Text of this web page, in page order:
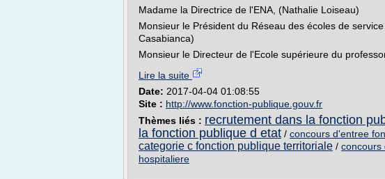
Madame la Directrice de l'ENA, (Nathalie Loiseau)
Monsieur le Président du Réseau des écoles de
Casabianca)
Monsieur le Directeur de l'Ecole supérieure du
Lire la suite
Date: 2017-04-04 01:08:55
Site : http://www.fonction-publique.gouv.fr
Thèmes liés : recrutement dans la fonction
la fonction publique d etat / concours d'entree
categorie c fonction publique territoriale / concours
hospitaliere